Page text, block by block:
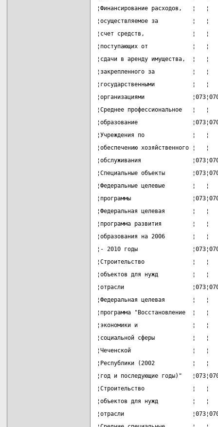
¦Финансирование расходов,
¦осуществляемое за
¦счет средств,              ¦
¦поступающих от             ¦
¦сдачи в аренду имущества,
¦закрепленного за
¦государственными
¦организациями
¦Среднее профессиональное
¦образование
¦Учреждения по              ¦
¦обеспечению
¦обслуживания
¦Специальные объекты
¦Федеральные целевые
¦программы
¦Федеральная целевая
¦программа развития
¦образования на 2006
¦- 2010 годы
¦Строительство              ¦
¦объектов для нужд
¦отрасли
¦Федеральная целевая
¦программа
¦экономики и                ¦
¦социальной сферы
¦Чеченской                  ¦
¦Республики (2002           ¦
¦год и последующие годы)"
¦Строительство              ¦
¦объектов для нужд
¦отрасли